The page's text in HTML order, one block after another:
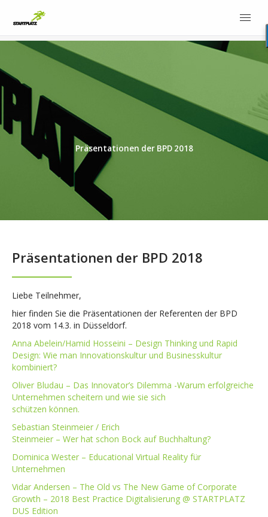
Präsentationen der BPD 2018
Präsentationen der BPD 2018
Liebe Teilnehmer,
hier finden Sie die Präsentationen der Referenten der BPD
2018 vom 14.3. in Düsseldorf.
Anna Abelein/Hamid Hosseini – Design Thinking und Rapid
Design: Wie man Innovationskultur und Businesskultur
kombiniert?
Oliver Bludau – Das Innovator’s Dilemma -Warum erfolgreiche
Unternehmen scheitern und wie sie sich
schützen können.
Sebastian Steinmeier / Erich
Steinmeier – Wer hat schon Bock auf Buchhaltung?
Dominica Wester – Educational Virtual Reality für
Unternehmen
Vidar Andersen – The Old vs The New Game of Corporate
Growth – 2018 Best Practice Digitalisierung @ STARTPLATZ
DUS Edition